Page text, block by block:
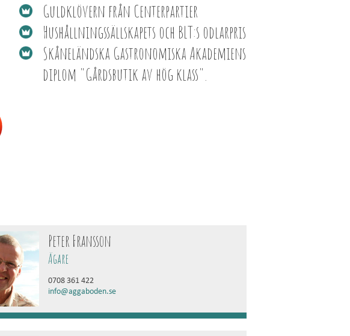
Guldklövern från Centerpartier
Hushållningssällskapets och BLT:s odlarpris
Skåneländska Gastronomiska Akademiens
diplom "Gårdsbutik av hög klass".
Peter Fransson
Ägare
0708 361 422
info@aggaboden.se